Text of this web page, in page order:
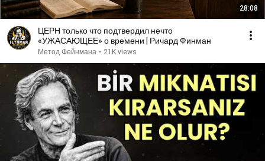
28:08
ЦЕРН только что подтвердил нечто
«УЖАСАЮЩЕЕ» о времени | Ричард Финман
Метод Фейнмана • 21K views